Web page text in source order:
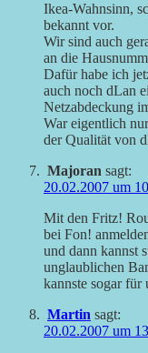
Ikea-Wahnsinn,
bekannt vor.
Wir sind auch
an die
Dafür habe ich
auch noch dLan
Netzabdeckung
War eigentlich
der Qualität von
Majoran sagt:
20.02.2007 um
Mit den Fritz!
bei Fon!
und dann kannst
unglaublichen
kannste sogar für
Martin sagt:
20.02.2007 um